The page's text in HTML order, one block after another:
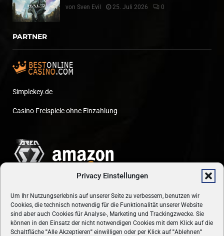
Privacy Einstellungen
Um Ihr Nutzungserlebnis auf unserer Seite zu verbessern, benutzen wir
Cookies, die technisch notwendig für die Funktionalität unserer Website
sind aber auch Cookies für Analyse-, Marketing und Trackingzwecke. Sie
können in den Einsatz der nicht notwendigen Cookies mit dem Klick auf die
Schaltfläche "Alle Akzeptieren" einwilligen oder per Klick auf"Ablehnen"
von Sven Evil 25. Juli 2026 0
PARTNER
Simplekey.de
Casino Freispiele ohne Einzahlung